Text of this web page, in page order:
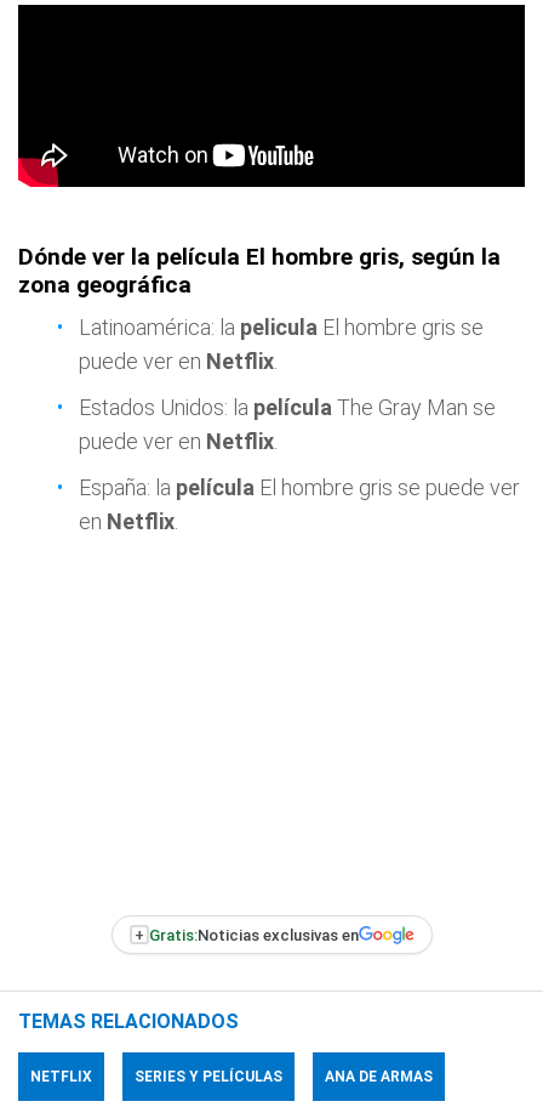
Dónde ver la película El hombre gris, según la
zona geográfica
Latinoamérica: la pelicula El hombre gris se
puede ver en Netflix
Estados Unidos: la película The Gray Man se
puede ver en Netflix
España: la película El hombre gris se puede ver
en Netflix
+ Gratis:Noticias exclusivas en
TEMAS RELACIONADOS
NETFLIX SERIES Y PELÍCULAS ANA DE ARMAS